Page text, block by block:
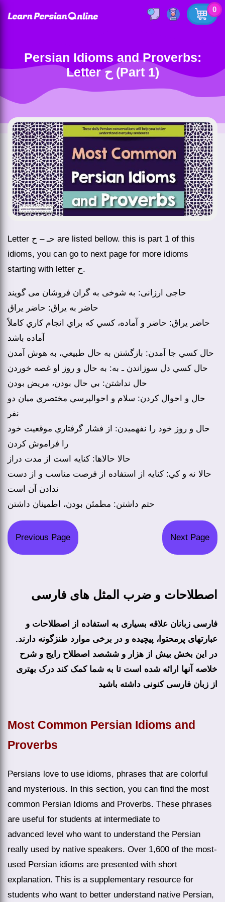
0
Persian Idioms and Proverbs:
Letter ح (Part 1)
Letter حـ – ح are listed bellow. this is part 1 of this
idioms, you can go to next page for more idioms
starting with letter ح.
حاجی ارزانی: به شوخی به گران فروشان می گویند
حاضر به يراق: حاضر يراق
حاضر يراق: حاضر و آماده، كسي كه براي انجام كاري كاملاً
آماده باشد
حال كسي جا آمدن: بازگشتن به حال طبيعي، به هوش آمدن
حال كسي دل سوزاندن ـ به: به حال و روز او غصه خوردن
حال نداشتن: بي حال بودن، مريض بودن
حال و احوال كردن: سلام و احوالپرسي مختصري ميان دو
نفر
حال و روز خود را نفهميدن: از فشار گرفتاري موقعيت خود
را فراموش كردن
حالا حالاها: كنايه است از مدت دراز
حالا نه و كي: كنايه از استفاده از فرصت مناسب و از دست
ندادن آن است
حتم داشتن: مطمئن بودن، اطمينان داشتن
Previous Page Next Page
اصطلاحات و ضرب المثل های فارسی
فارسی زبانان علاقه بسیاری به استفاده از اصطلاحات و
عبارتهای پرمحتوا، پیچیده و در برخی موارد طنزگونه دارند.
در این بخش بیش از هزار و ششصد اصطلاح رایج و شرح
خلاصه آنها ارائه شده است تا به شما کمک کند درک بهتری
از زبان فارسی کنونی داشته باشید
Most Common Persian Idioms and
Proverbs
Persians love to use idioms, phrases that are colorful
and mysterious. In this section, you can find the most
common Persian Idioms and Proverbs. These phrases
are useful for students at intermediate to
advanced level who want to understand the Persian
really used by native speakers. Over 1,600 of the most-
used Persian idioms are presented with short
explanation. This is a supplementary resource for
students who want to better understand native Persian,